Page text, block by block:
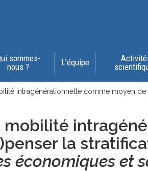
sommes-
nous ?
L’équipe
intragénérationnelle comme moyen
mobilité
la
économiques et